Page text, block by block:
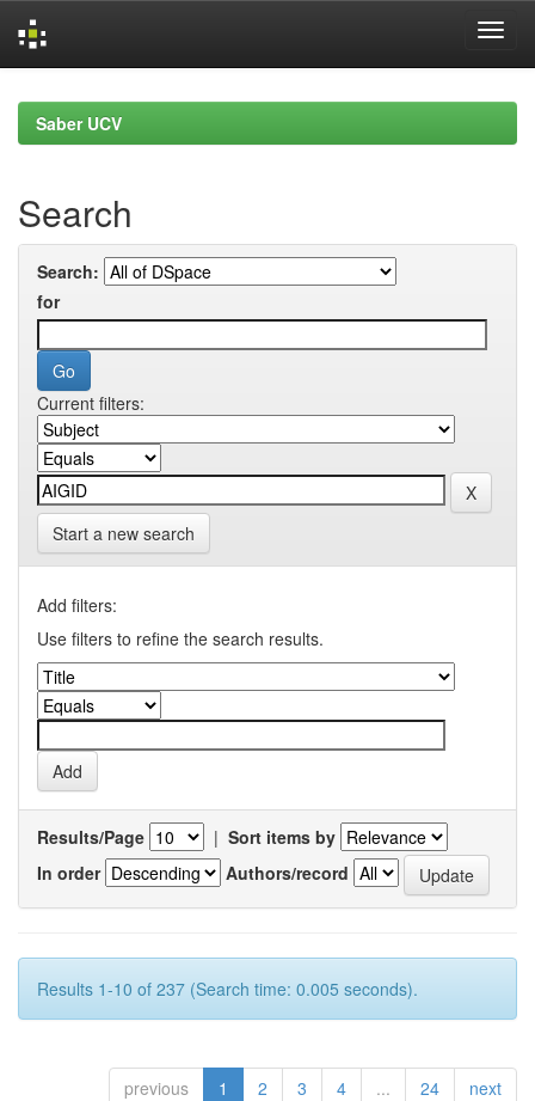
navigationSaber UCV
Search
Search:
for
Current filters:
Start a new search
Add filters:
Use filters to refine the search results.
Results/Page | Sort items by
In order
Authors/record
Results 1-10 of 237 (Search time: 0.005 seconds).
previous 1 2 3 4 ... 24 next